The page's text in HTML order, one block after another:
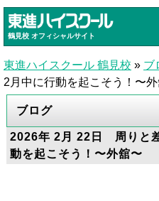
鶴見校 オフィシャルサイト
東進ハイスクール 鶴見校 » ブ
2月中に行動を起こそう！〜
ブログ
2026年 2月 22日 周りと
動を起こそう！〜外舘〜